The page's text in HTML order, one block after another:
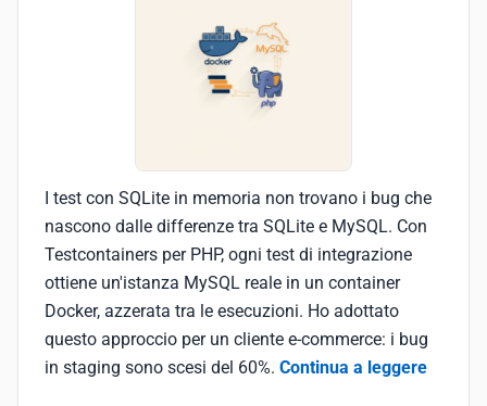
I test con SQLite in memoria non trovano i bug che
nascono dalle differenze tra SQLite e MySQL. Con
Testcontainers per PHP, ogni test di integrazione
ottiene un'istanza MySQL reale in un container
Docker, azzerata tra le esecuzioni. Ho adottato
questo approccio per un cliente e-commerce: i bug
in staging sono scesi del 60%. Continua a leggere